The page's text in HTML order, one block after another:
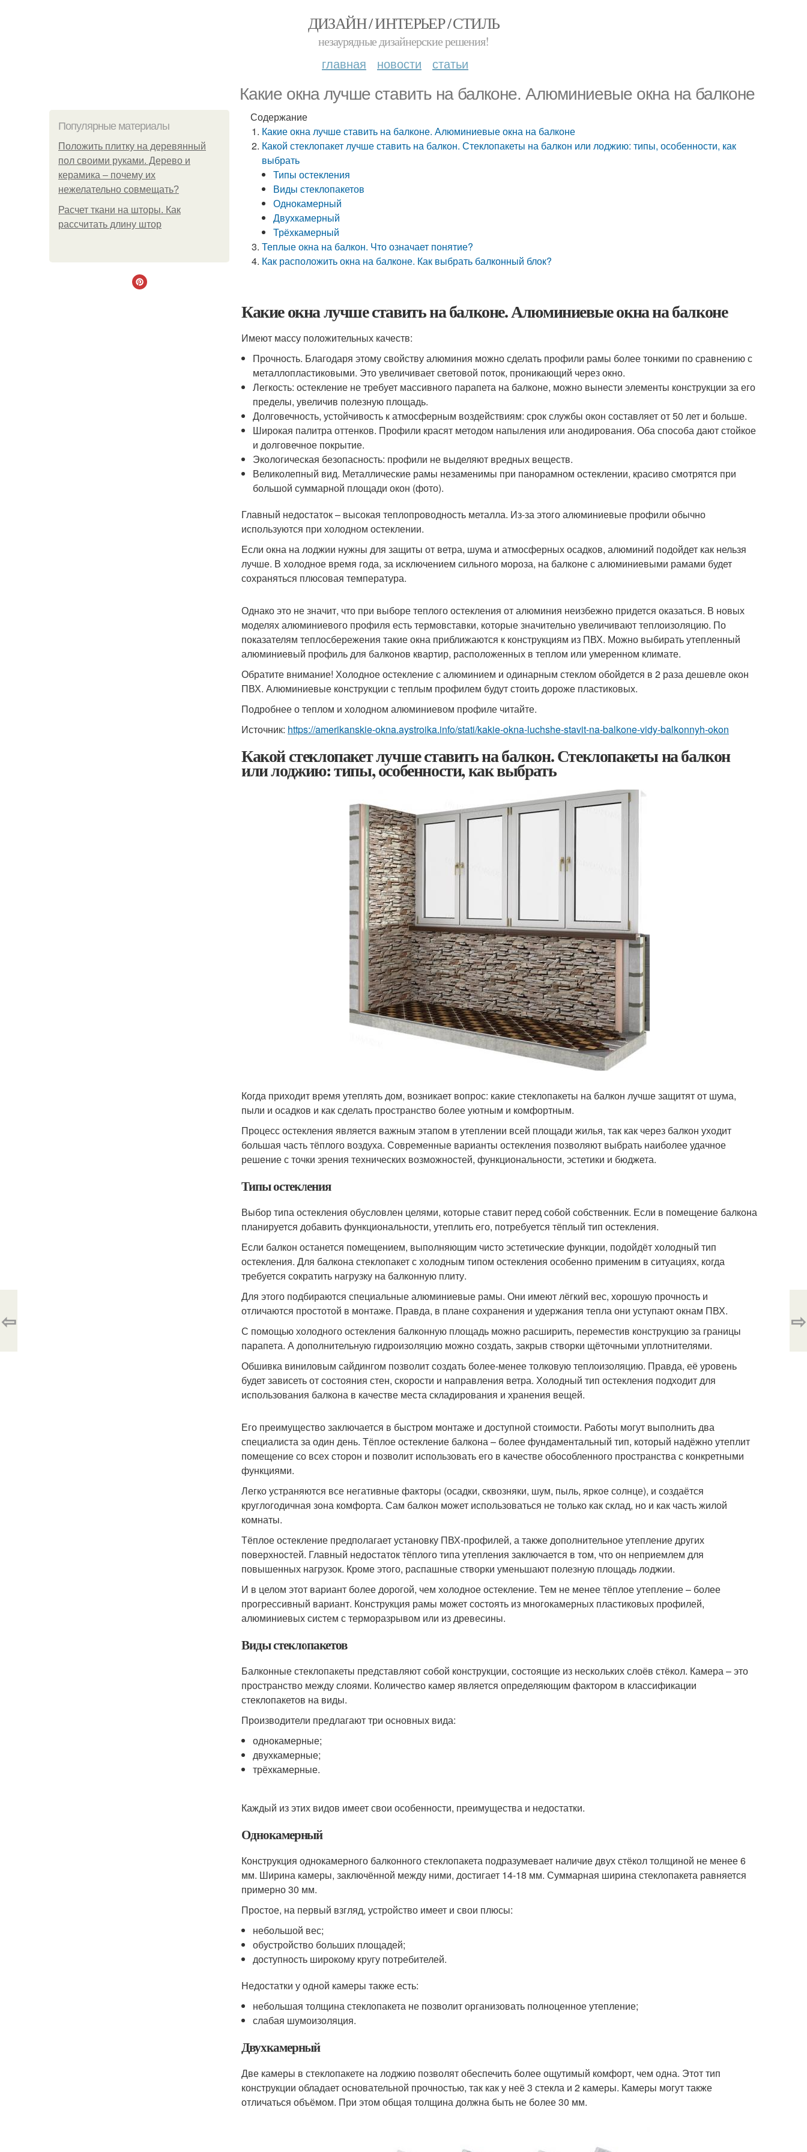
ДИЗАЙН / ИНТЕРЬЕР / СТИЛЬ
незаурядные дизайнерские решения!
главная новости статьи
Какие окна лучше ставить на балконе. Алюминиевые окна на балконе
Популярные материалы
Положить плитку на деревянный
пол своими руками. Дерево и
керамика – почему их
нежелательно совмещать?
Расчет ткани на шторы. Как
рассчитать длину штор
Содержание
Какие окна лучше ставить на балконе. Алюминиевые окна на балконе
Какой стеклопакет лучше ставить на балкон. Стеклопакеты на балкон или лоджию: типы, особенности, как
выбрать
Типы остекления
Виды стеклопакетов
Однокамерный
Двухкамерный
Трёхкамерный
Теплые окна на балкон. Что означает понятие?
Как расположить окна на балконе. Как выбрать балконный блок?
Какие окна лучше ставить на балконе. Алюминиевые окна на балконе
Имеют массу положительных качеств:
Прочность. Благодаря этому свойству алюминия можно сделать профили рамы более тонкими по сравнению с
металлопластиковыми. Это увеличивает световой поток, проникающий через окно.
Легкость: остекление не требует массивного парапета на балконе, можно вынести элементы конструкции за его
пределы, увеличив полезную площадь.
Долговечность, устойчивость к атмосферным воздействиям: срок службы окон составляет от 50 лет и больше.
Широкая палитра оттенков. Профили красят методом напыления или анодирования. Оба способа дают стойкое
и долговечное покрытие.
Экологическая безопасность: профили не выделяют вредных веществ.
Великолепный вид. Металлические рамы незаменимы при панорамном остеклении, красиво смотрятся при
большой суммарной площади окон (фото).
Главный недостаток – высокая теплопроводность металла. Из-за этого алюминиевые профили обычно
используются при холодном остеклении.
Если окна на лоджии нужны для защиты от ветра, шума и атмосферных осадков, алюминий подойдет как нельзя
лучше. В холодное время года, за исключением сильного мороза, на балконе с алюминиевыми рамами будет
сохраняться плюсовая температура.
Однако это не значит, что при выборе теплого остекления от алюминия неизбежно придется оказаться. В новых
моделях алюминиевого профиля есть термовставки, которые значительно увеличивают теплоизоляцию. По
показателям теплосбережения такие окна приближаются к конструкциям из ПВХ. Можно выбирать утепленный
алюминиевый профиль для балконов квартир, расположенных в теплом или умеренном климате.
Обратите внимание! Холодное остекление с алюминием и одинарным стеклом обойдется в 2 раза дешевле окон
ПВХ. Алюминиевые конструкции с теплым профилем будут стоить дороже пластиковых.
Подробнее о теплом и холодном алюминиевом профиле читайте.
Источник: https://amerikanskie-okna.aystroika.info/stati/kakie-okna-luchshe-stavit-na-balkone-vidy-balkonnyh-okon
Какой стеклопакет лучше ставить на балкон. Стеклопакеты на балкон
или лоджию: типы, особенности, как выбрать
Когда приходит время утеплять дом, возникает вопрос: какие стеклопакеты на балкон лучше защитят от шума,
пыли и осадков и как сделать пространство более уютным и комфортным.
Процесс остекления является важным этапом в утеплении всей площади жилья, так как через балкон уходит
большая часть тёплого воздуха. Современные варианты остекления позволяют выбрать наиболее удачное
решение с точки зрения технических возможностей, функциональности, эстетики и бюджета.
Типы остекления
Выбор типа остекления обусловлен целями, которые ставит перед собой собственник. Если в помещение балкона
планируется добавить функциональности, утеплить его, потребуется тёплый тип остекления.
Если балкон останется помещением, выполняющим чисто эстетические функции, подойдёт холодный тип
остекления. Для балкона стеклопакет с холодным типом остекления особенно применим в ситуациях, когда
требуется сократить нагрузку на балконную плиту.
Для этого подбираются специальные алюминиевые рамы. Они имеют лёгкий вес, хорошую прочность и
отличаются простотой в монтаже. Правда, в плане сохранения и удержания тепла они уступают окнам ПВХ.
С помощью холодного остекления балконную площадь можно расширить, переместив конструкцию за границы
парапета. А дополнительную гидроизоляцию можно создать, закрыв створки щёточными уплотнителями.
Обшивка виниловым сайдингом позволит создать более-менее толковую теплоизоляцию. Правда, её уровень
будет зависеть от состояния стен, скорости и направления ветра. Холодный тип остекления подходит для
использования балкона в качестве места складирования и хранения вещей.
Его преимущество заключается в быстром монтаже и доступной стоимости. Работы могут выполнить два
специалиста за один день. Тёплое остекление балкона – более фундаментальный тип, который надёжно утеплит
помещение со всех сторон и позволит использовать его в качестве обособленного пространства с конкретными
функциями.
Легко устраняются все негативные факторы (осадки, сквозняки, шум, пыль, яркое солнце), и создаётся
круглогодичная зона комфорта. Сам балкон может использоваться не только как склад, но и как часть жилой
комнаты.
Тёплое остекление предполагает установку ПВХ-профилей, а также дополнительное утепление других
поверхностей. Главный недостаток тёплого типа утепления заключается в том, что он неприемлем для
повышенных нагрузок. Кроме этого, распашные створки уменьшают полезную площадь лоджии.
И в целом этот вариант более дорогой, чем холодное остекление. Тем не менее тёплое утепление – более
прогрессивный вариант. Конструкция рамы может состоять из многокамерных пластиковых профилей,
алюминиевых систем с терморазрывом или из древесины.
Виды стеклопакетов
Балконные стеклопакеты представляют собой конструкции, состоящие из нескольких слоёв стёкол. Камера – это
пространство между слоями. Количество камер является определяющим фактором в классификации
стеклопакетов на виды.
Производители предлагают три основных вида:
однокамерные;
двухкамерные;
трёхкамерные.
Каждый из этих видов имеет свои особенности, преимущества и недостатки.
Однокамерный
Конструкция однокамерного балконного стеклопакета подразумевает наличие двух стёкол толщиной не менее 6
мм. Ширина камеры, заключённой между ними, достигает 14-18 мм. Суммарная ширина стеклопакета равняется
примерно 30 мм.
Простое, на первый взгляд, устройство имеет и свои плюсы:
небольшой вес;
обустройство больших площадей;
доступность широкому кругу потребителей.
Недостатки у одной камеры также есть:
небольшая толщина стеклопакета не позволит организовать полноценное утепление;
слабая шумоизоляция.
Двухкамерный
Две камеры в стеклопакете на лоджию позволят обеспечить более ощутимый комфорт, чем одна. Этот тип
конструкции обладает основательной прочностью, так как у неё 3 стекла и 2 камеры. Камеры могут также
отличаться объёмом. При этом общая толщина должна быть не более 30 мм.
⇦ ⇨